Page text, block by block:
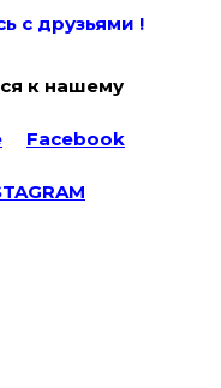
с друзьями !
к нашему
Facebook